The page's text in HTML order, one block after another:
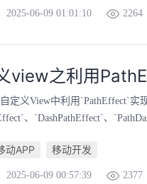
2025-06-09 01:01:10 2264
view之利用
定义View中利用`PathEffect`实
、`DashPathEffect`、
动APP 移动开发
2025-06-09 00:57:39 2377